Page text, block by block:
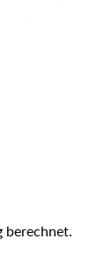
berechnet.